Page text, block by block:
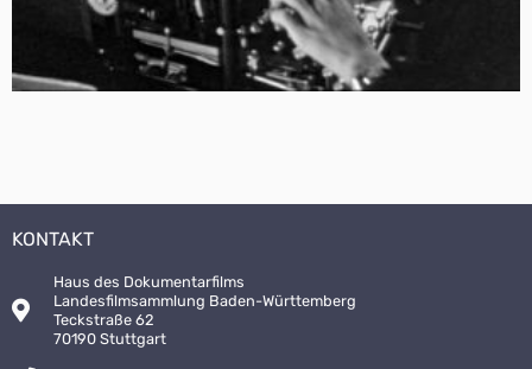
KONTAKT
Haus des Dokumentarfilms
Landesfilmsammlung Baden-Württemberg
Teckstraße 62
70190 Stuttgart